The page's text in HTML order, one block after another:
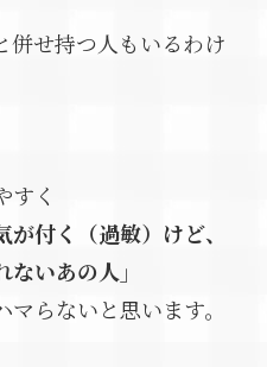
併せ持つ人もいるわけ
すく
が付く（過敏）けど、
いあの人」
らないと思います。